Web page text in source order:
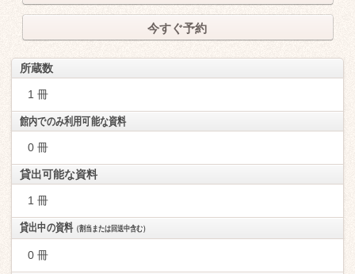
今すぐ予約
所蔵数
1 冊
館内でのみ利用可能な資料
0 冊
貸出可能な資料
1 冊
貸出中の資料（割当または回送中含む）
0 冊